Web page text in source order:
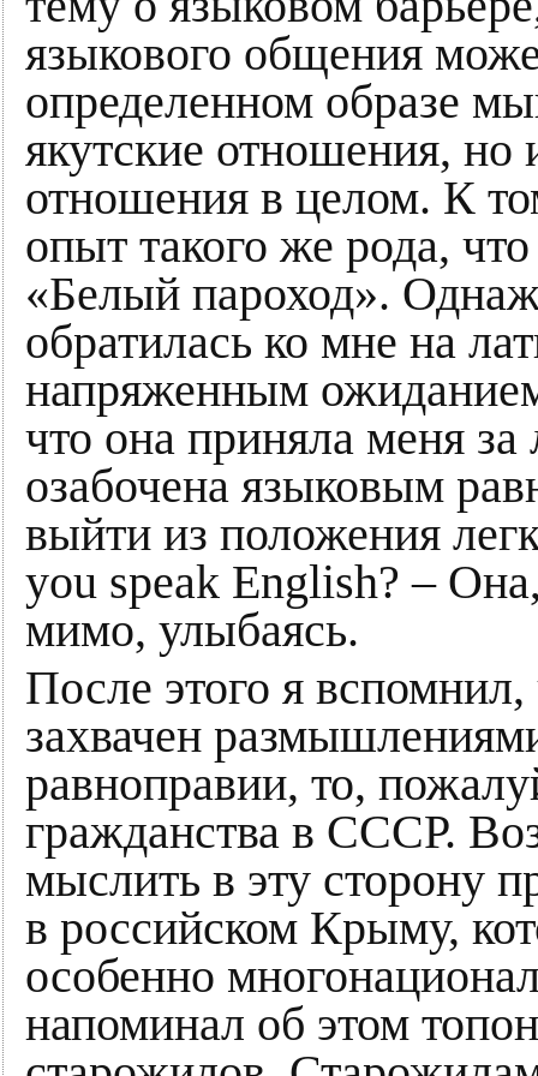
языкового общения
определенном образе
якутские отношения,
отношения в целом. К
опыт такого же рода,
«Белый пароход».
обратилась ко мне на
напряженным
что она приняла меня
озабочена языковым
выйти из положения
you speak English? –
мимо, улыбаясь.
После этого я
захвачен
равноправии, то,
гражданства в СССР.
мыслить в эту сторону
в российском Крыму,
особенно
напоминал об этом